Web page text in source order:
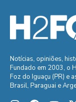
Notícias, opiniões,
Fundado em 2003, o
Foz do Iguaçu (PR) e
Brasil, Paraguai e